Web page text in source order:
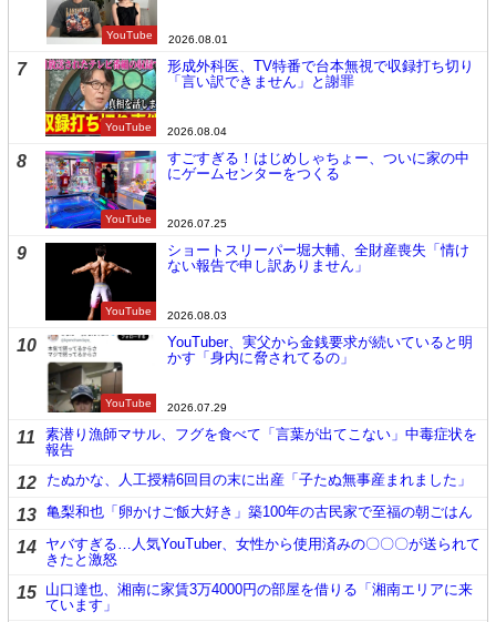
YouTube 2026.08.01
7
YouTube
形成外科医、TV特番で台本無視で収録打ち切り
「言い訳できません」と謝罪
2026.08.04
8
YouTube
すごすぎる！はじめしゃちょー、ついに家の中
にゲームセンターをつくる
2026.07.25
9
YouTube
ショートスリーパー堀大輔、全財産喪失「情け
ない報告で申し訳ありません」
2026.08.03
10
YouTube
YouTuber、実父から金銭要求が続いていると明
かす「身内に脅されてるの」
2026.07.29
11
素潜り漁師マサル、フグを食べて「言葉が出てこない」中毒症状を
報告
12 たぬかな、人工授精6回目の末に出産「子たぬ無事産まれました」
13 亀梨和也「卵かけご飯大好き」築100年の古民家で至福の朝ごはん
14 ヤバすぎる…人気YouTuber、女性から使用済みの〇〇〇が送られて
きたと激怒
15 山口達也、湘南に家賃3万4000円の部屋を借りる「湘南エリアに来
ています」